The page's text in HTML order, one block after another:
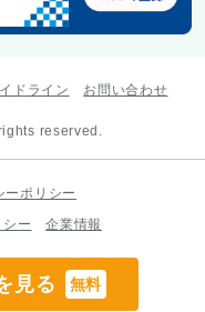
見る 無料
ドライン お問い合わせ
reserved.
ーポリシー
ー
企業情報